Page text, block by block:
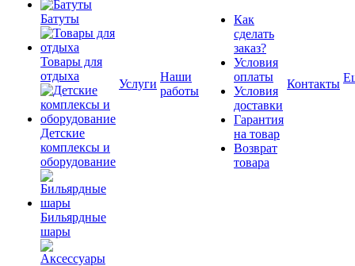
Батуты
Товары для
отдыха
Детские
комплексы и
оборудование
Бильярдные
шары
Услуги
Наши
работы
Как
сделать
заказ?
Условия
оплаты
Условия
доставки
Гарантия
на товар
Возврат
товара
Контакты